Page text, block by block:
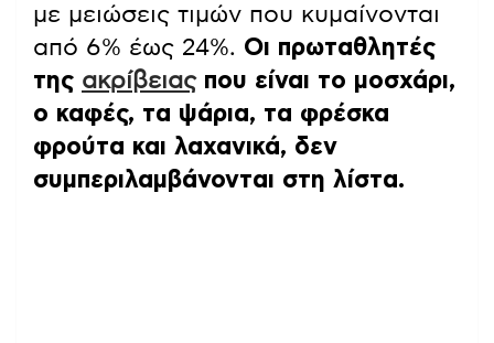
με μειώσεις τιμών που κυμαίνονται
από 6% έως 24%. Οι πρωταθλητές
της ακρίβειαςπου είναι το μοσχάρι,
ο καφές, τα ψάρια, τα φρέσκα
φρούτα και λαχανικά, δεν
συμπεριλαμβάνονται στη λίστα.